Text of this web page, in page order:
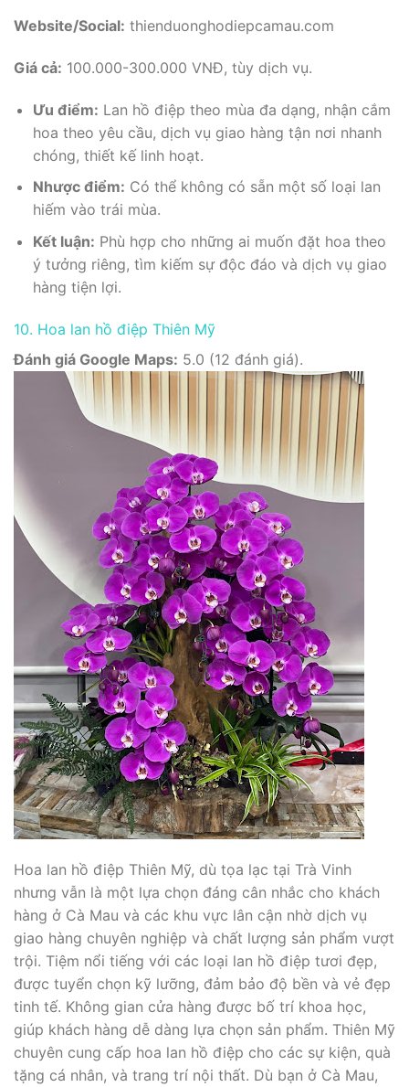
Website/Social: thienduonghodiepcamau.com
Giá cả: 100.000-300.000 VNĐ, tùy dịch vụ.
Ưu điểm: Lan hồ điệp theo mùa đa dạng, nhận cắm
hoa theo yêu cầu, dịch vụ giao hàng tận nơi nhanh
chóng, thiết kế linh hoạt.
Nhược điểm: Có thể không có sẵn một số loại lan
hiếm vào trái mùa.
Kết luận: Phù hợp cho những ai muốn đặt hoa theo
ý tưởng riêng, tìm kiếm sự độc đáo và dịch vụ giao
hàng tiện lợi.
10. Hoa lan hồ điệp Thiên Mỹ
Đánh giá Google Maps: 5.0 (12 đánh giá).
Hoa lan hồ điệp Thiên Mỹ, dù tọa lạc tại Trà Vinh
nhưng vẫn là một lựa chọn đáng cân nhắc cho khách
hàng ở Cà Mau và các khu vực lân cận nhờ dịch vụ
giao hàng chuyên nghiệp và chất lượng sản phẩm vượt
trội. Tiệm nổi tiếng với các loại lan hồ điệp tươi đẹp,
được tuyển chọn kỹ lưỡng, đảm bảo độ bền và vẻ đẹp
tinh tế. Không gian cửa hàng được bố trí khoa học,
giúp khách hàng dễ dàng lựa chọn sản phẩm. Thiên Mỹ
chuyên cung cấp hoa lan hồ điệp cho các sự kiện, quà
tặng cá nhân, và trang trí nội thất. Dù bạn ở Cà Mau,